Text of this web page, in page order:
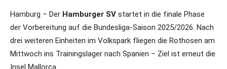
Hamburg – Der Hamburger SV startet in die finale Phase
der Vorbereitung auf die Bundesliga-Saison 2025/2026. Nach
drei weiteren Einheiten im Volkspark fliegen die Rothosen am
Mittwoch ins Trainingslager nach Spanien – Ziel ist erneut die
Insel Mallorca.